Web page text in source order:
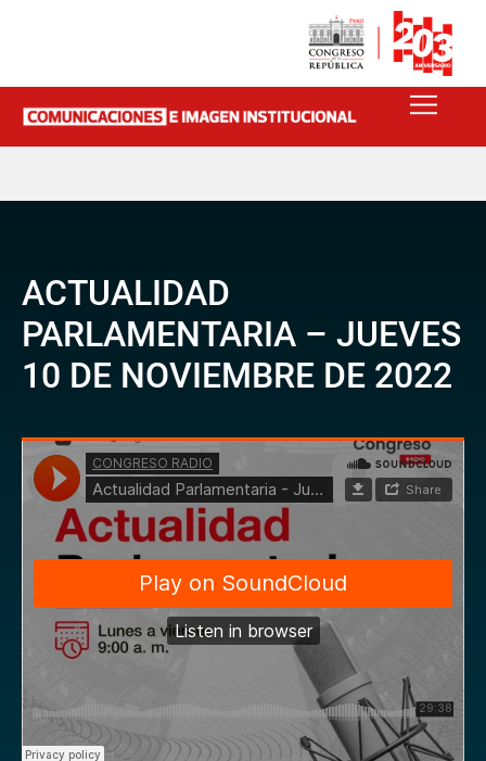
ACTUALIDAD
PARLAMENTARIA – JUEVES
10 DE NOVIEMBRE DE 2022